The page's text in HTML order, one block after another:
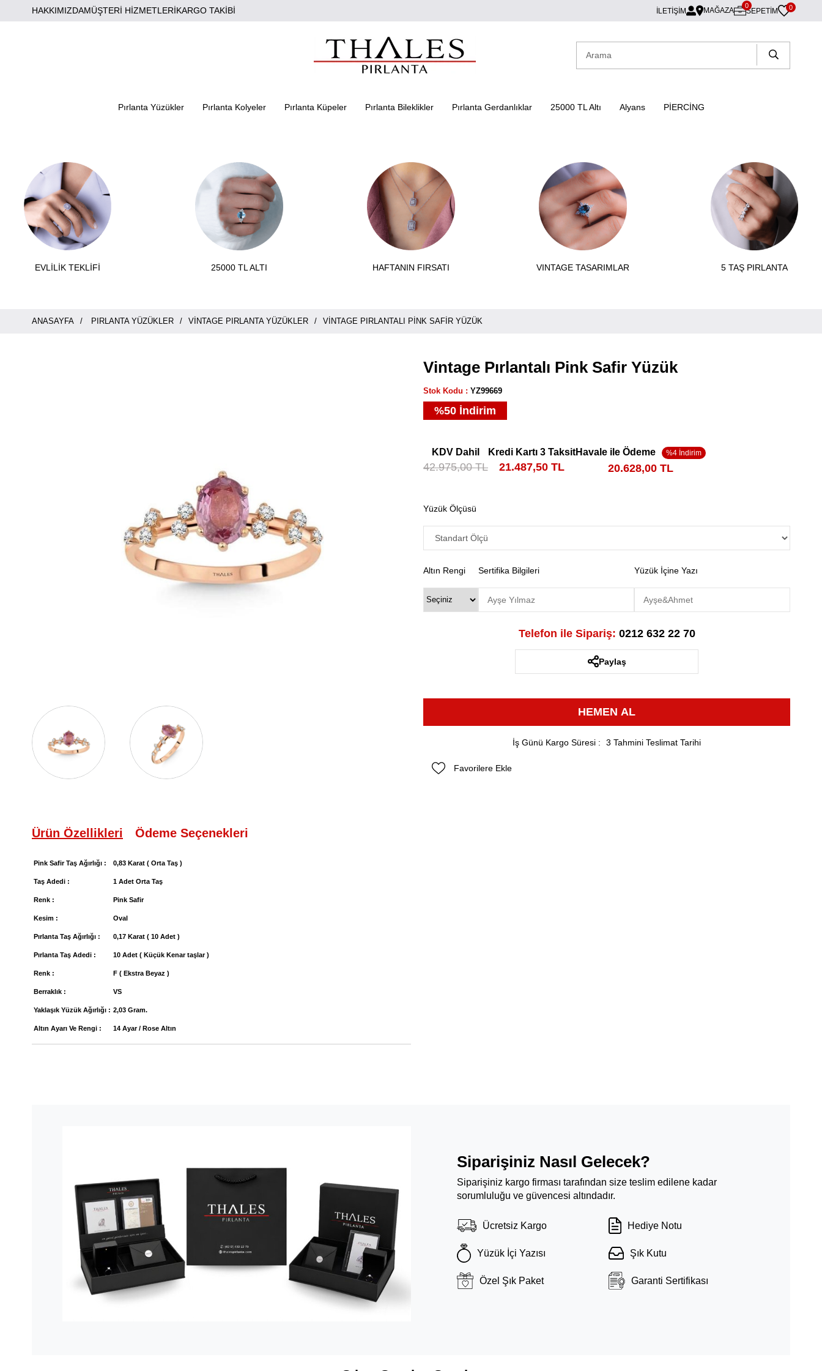
HAKKIMIZDAMÜŞTERİ HİZMETLERİKARGO TAKİBİ İLETİŞİM MAĞAZA SEPETIM
0 0
Pırlanta Yüzükler Pırlanta Kolyeler Pırlanta Küpeler Pırlanta Bileklikler Pırlanta Gerdanlıklar 25000 TL Altı Alyans PİERCİNG
EVLİLİK TEKLİFİ 25000 TL ALTI HAFTANIN FIRSATI VINTAGE TASARIMLAR 5 TAŞ PIRLANTA
ANASAYFA PIRLANTA YÜZÜKLER VINTAGE PIRLANTA YÜZÜKLER VINTAGE PIRLANTALI PINK SAFIR YÜZÜK
Ürün Özellikleri Ödeme Seçenekleri
Pink Safir Taş Ağırlığı : 0,83 Karat ( Orta Taş )
Taş Adedi : 1 Adet Orta Taş
Renk : Pink Safir
Kesim : Oval
Pırlanta Taş Ağırlığı : 0,17 Karat ( 10 Adet )
Pırlanta Taş Adedi : 10 Adet ( Küçük Kenar taşlar )
Renk : F ( Ekstra Beyaz )
Berraklık : VS
Yaklaşık Yüzük Ağırlığı : 2,03 Gram.
Altın Ayarı Ve Rengi : 14 Ayar / Rose Altın
Vintage Pırlantalı Pink Safir Yüzük
Stok Kodu YZ99669
%50 İndirim
KDV Dahil
42.975,00 TL
Kredi Kartı 3 Taksit
21.487,50 TL
Havale ile Ödeme
20.628,00 TL
Yüzük Ölçüsü
Altın Rengi Sertifika Bilgileri Yüzük İçine Yazı
Telefon ile Sipariş: 0212 632 22 70
Paylaş
İş Günü Kargo Süresi : 3 Tahmini Teslimat Tarihi
Favorilere Ekle
Siparişiniz Nasıl Gelecek?
Siparişiniz kargo firması tarafından size teslim edilene kadar
sorumluluğu ve güvencesi altındadır.
Ücretsiz Kargo Hediye Notu
Yüzük İçi Yazısı Şık Kutu
Özel Şık Paket Garanti Sertifikası